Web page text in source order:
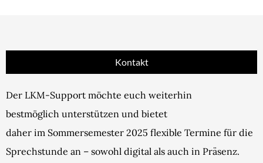
Kontakt
Der LKM-Support möchte euch weiterhin
bestmöglich unterstützen und bietet
daher im Sommersemester 2025 flexible Termine für die
Sprechstunde an – sowohl digital als auch in Präsenz.